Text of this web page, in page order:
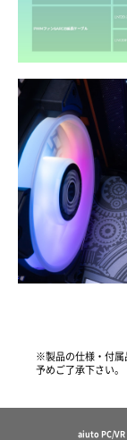
※製品の仕様・付属
予めご了承下さい。
aiuto PC/VR